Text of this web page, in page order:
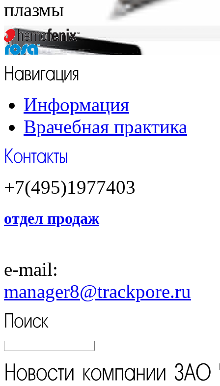
плазмы
Информация
Врачебная практика
+7(495)1977403
отдел продаж
e-mail:
manager8@trackpore.ru